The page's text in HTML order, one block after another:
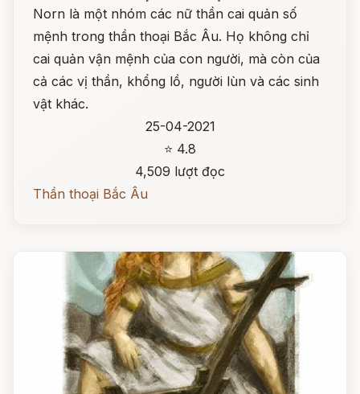
Norn là một nhóm các nữ thần cai quản số
mệnh trong thần thoại Bắc Âu. Họ không chỉ
cai quản vận mệnh của con người, mà còn của
cả các vị thần, khổng lồ, người lùn và các sinh
vật khác.
25-04-2021
⭐ 4.8
4,509 lượt đọc
Thần thoại Bắc Âu